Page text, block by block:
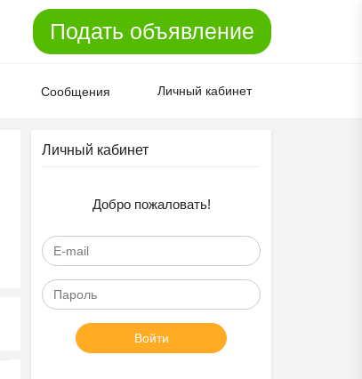
Подать объявление
Сообщения Личный кабинет
Личный кабинет
Добро пожаловать!
Войти